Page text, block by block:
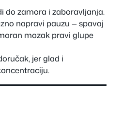
do zamora i zaboravljanja.
napravi pauzu — spavaj
mozak pravi glupe
jer glad i